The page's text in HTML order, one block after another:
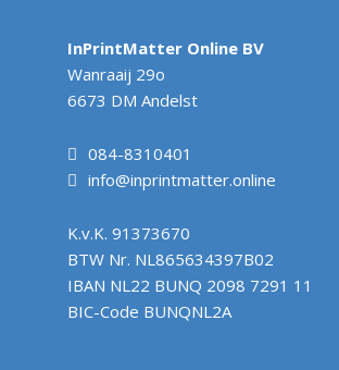
InPrintMatter Online BV
Wanraaij 29o
6673 DM Andelst
084-8310401
info@inprintmatter.online
K.v.K. 91373670
BTW Nr. NL865634397B02
IBAN NL22 BUNQ 2098 7291 11
BIC-Code BUNQNL2A